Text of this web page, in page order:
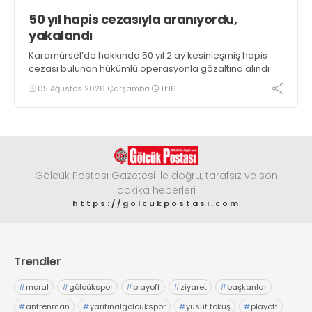
50 yıl hapis cezasıyla aranıyordu,
yakalandı
Karamürsel’de hakkında 50 yıl 2 ay kesinleşmiş hapis
cezası bulunan hükümlü operasyonla gözaltına alındı
05 Ağustos 2026 Çarşamba 11:16
Gölcük Postası Gazetesi ile doğru, tarafsız ve son
dakika heberleri
https://golcukpostasi.com
Trendler
#moral #gölcükspor #playoff #ziyaret #başkanlar
#antrenman #yarıfinalgölcükspor #yusuf tokuş #playoff